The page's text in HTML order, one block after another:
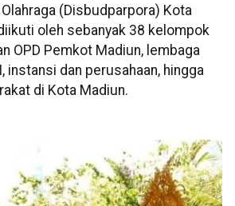
(Disbudparpora) Kota
oleh sebanyak 38 kelompok
OPD Pemkot Madiun, lembaga
instansi dan perusahaan, hingga
di Kota Madiun.